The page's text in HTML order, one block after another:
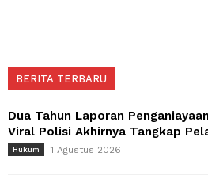
BERITA TERBARU
Dua Tahun Laporan
Viral Polisi Akhirnya Tangkap
Hukum 1 Agustus 2026